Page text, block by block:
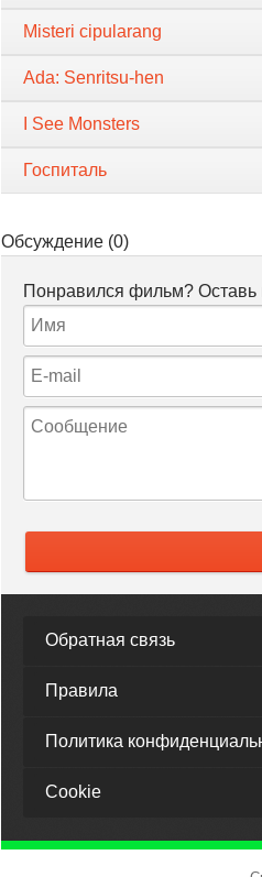
Misteri cipularang
Ada: Senritsu-hen
I See Monsters
Госпиталь
Обсуждение (0)
Понравился фильм? Оставь
Обратная связь
Правила
Политика
Cookie